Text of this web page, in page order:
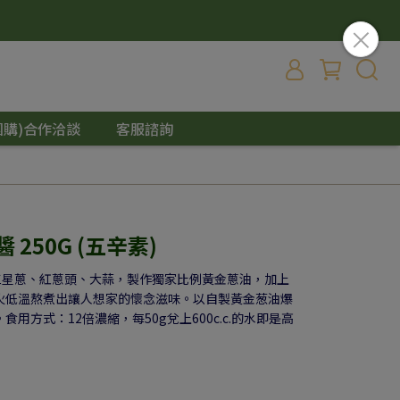
)合作洽談 客服諮詢
250G (五辛素)
蔥、紅蔥頭、大蒜，製作獨家比例黃金蔥油，加上
溫熬煮出讓人想家的懷念滋味。以自製黃金葱油爆
用方式：12倍濃縮，每50g兌上600c.c.的水即是高